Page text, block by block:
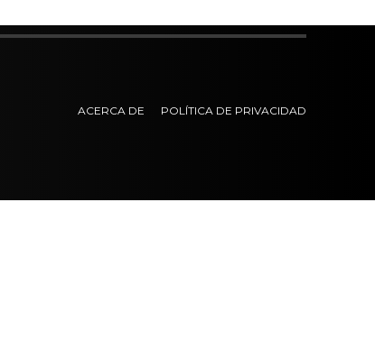
ACERCA DE POLÍTICA DE PRIVACIDAD